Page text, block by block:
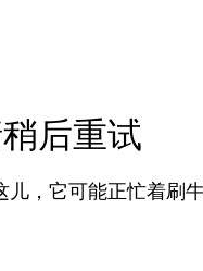
后重试
儿，它可能正忙着刷